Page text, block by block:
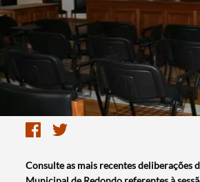
Consulte as mais recentes deliberações